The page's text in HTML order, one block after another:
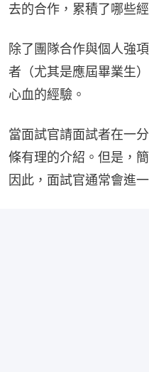
去的合作，累積了哪些
除了團隊合作與個人強
者（尤其是應屆畢業生
心血的經驗。
當面試官請面試者在一
條有理的介紹。但是，
因此，面試官通常會進